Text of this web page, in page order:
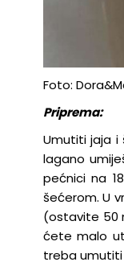
Foto:
Priprema:
Umutiti jaja i
lagano
pećnici na
šećerom. U
(ostavite 50
ćete malo
treba umutiti